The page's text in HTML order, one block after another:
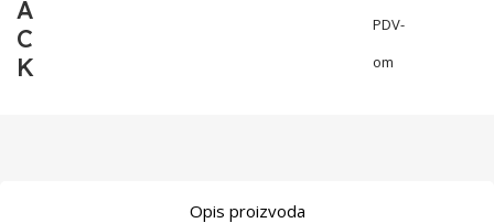
A
C
K
PDV-
om
Opis proizvoda